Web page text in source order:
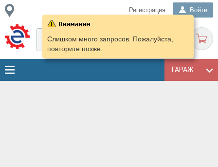
Регистрация Войти
ГАРАЖ
Слишком много запросов. Пожалуйста,
повторите позже.